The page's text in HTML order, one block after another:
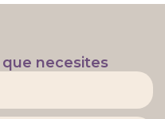
que necesites